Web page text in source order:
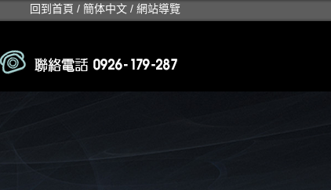
回到首頁 / 簡体中文 / 網站導覽